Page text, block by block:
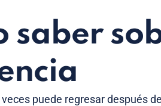
saber
veces puede regresar después